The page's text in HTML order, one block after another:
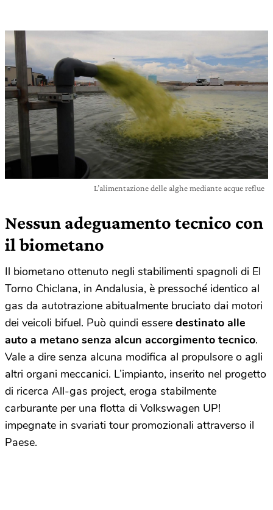
L’alimentazione delle alghe mediante acque reflue
Nessun adeguamento tecnico con
il biometano
Il biometano ottenuto negli stabilimenti spagnoli di El
Torno Chiclana, in Andalusia, è pressoché identico al
gas da autotrazione abitualmente bruciato dai motori
dei veicoli bifuel. Può quindi essere destinato alle
auto a metano senza alcun accorgimento tecnico.
Vale a dire senza alcuna modifica al propulsore o agli
altri organi meccanici. L’impianto, inserito nel progetto
di ricerca All-gas project, eroga stabilmente
carburante per una flotta di Volkswagen UP!
impegnate in svariati tour promozionali attraverso il
Paese.